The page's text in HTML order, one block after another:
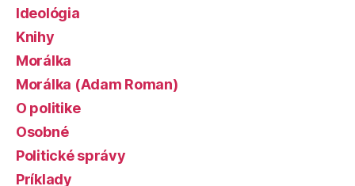
Ideológia
Knihy
Morálka
Morálka (Adam Roman)
O politike
Osobné
Politické správy
Príklady